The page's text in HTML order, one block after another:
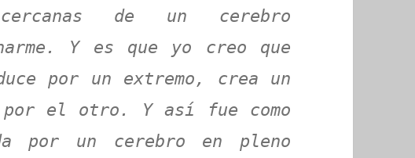
de un cerebro
Y es que yo creo que
por un extremo, crea un
por el otro. Y así fue como
por un cerebro en pleno